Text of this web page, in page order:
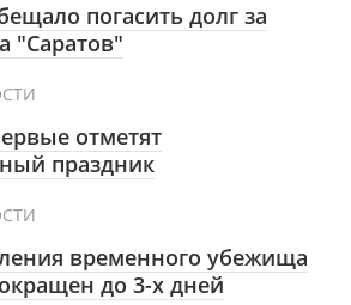
погасить долг за
"Саратов"
отметят
праздник
временного убежища
до 3-х дней